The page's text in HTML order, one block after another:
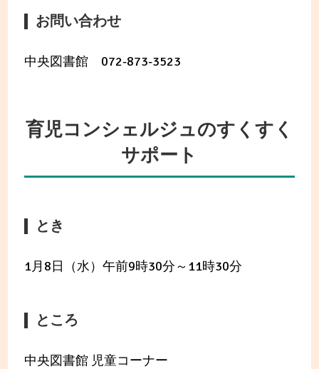
お問い合わせ
中央図書館 072-873-3523
育児コンシェルジュのすくすく
サポート
とき
1月8日（水）午前9時30分～11時30分
ところ
中央図書館 児童コーナー